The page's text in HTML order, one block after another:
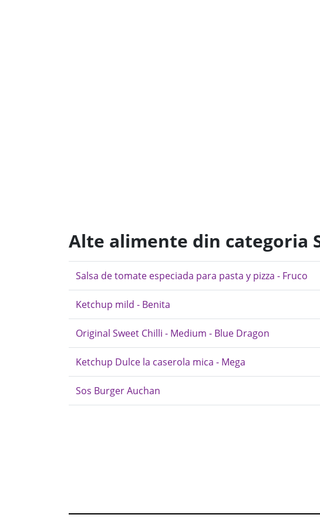
Alte alimente din categoria
Salsa de tomate especiada para pasta y pizza - Fruco
Ketchup mild - Benita
Original Sweet Chilli - Medium - Blue Dragon
Ketchup Dulce la caserola mica - Mega
Sos Burger Auchan